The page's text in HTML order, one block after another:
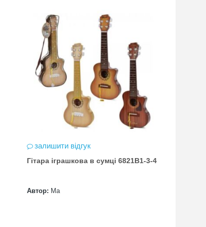
залишити відгук
Гітара іграшкова в сумці 6821B1-3-4
Автор: Ма